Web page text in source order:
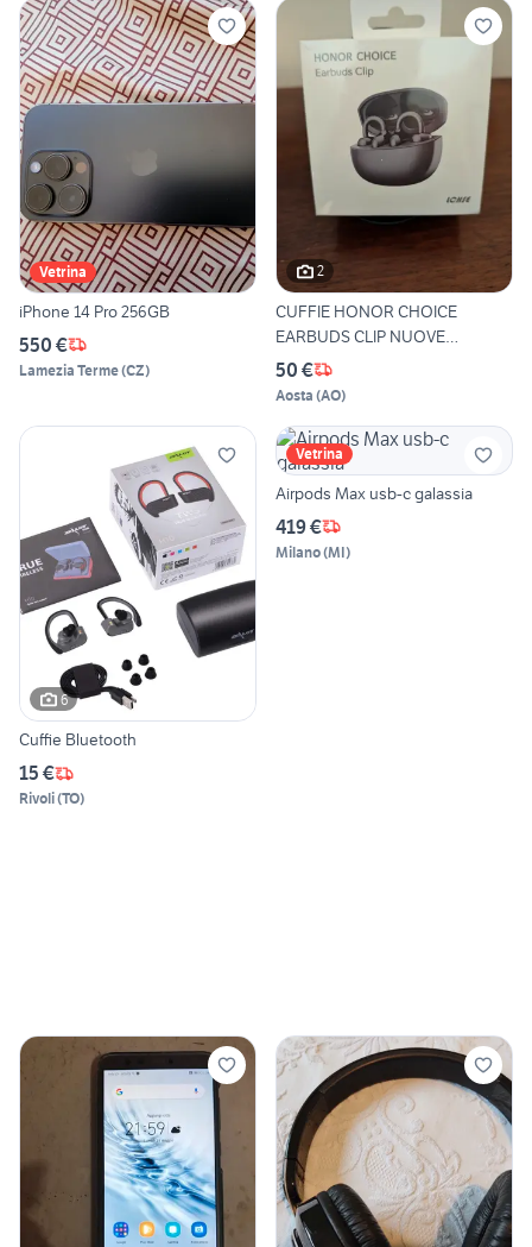
Vetrina
iPhone 14 Pro 256GB
550 €
Lamezia Terme(CZ)
2
CUFFIE HONOR CHOICE
EARBUDS CLIP NUOVE
SIGILLATE
50 €
Aosta (AO)
6
Cuffie Bluetooth
15 €
Rivoli(TO)
Vetrina
Airpods Max usb-c galassia
419 €
Milano(MI)